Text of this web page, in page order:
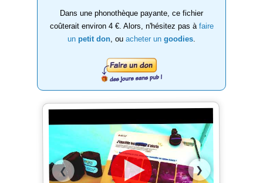
Dans une phonothèque payante, ce fichier
coûterait environ 4 €. Alors, n'hésitez pas à faire
un petit don , ou acheter un goodies
❮ ❯